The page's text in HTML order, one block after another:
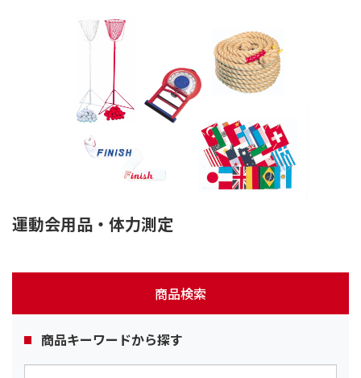
運動会用品・体力測定
商品検索
商品キーワードから探す